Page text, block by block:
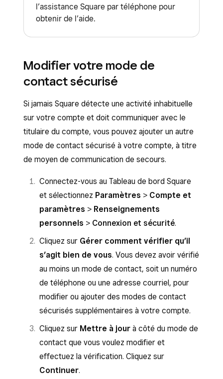
l’assistance Square par téléphone pour
obtenir de l’aide.
Modifier votre mode de
contact sécurisé
Si jamais Square détecte une activité inhabituelle
sur votre compte et doit communiquer avec le
titulaire du compte, vous pouvez ajouter un autre
mode de contact sécurisé à votre compte, à titre
de moyen de communication de secours.
Connectez-vous au Tableau de bord Square
et sélectionnez Paramètres > Compte et
paramètres > Renseignements
personnels > Connexion et sécurité.
Cliquez sur Gérer comment vérifier qu’il
s’agit bien de vous. Vous devez avoir vérifié
au moins un mode de contact, soit un numéro
de téléphone ou une adresse courriel, pour
modifier ou ajouter des modes de contact
sécurisés supplémentaires à votre compte.
Cliquez sur Mettre à jour à côté du mode de
contact que vous voulez modifier et
effectuez la vérification. Cliquez sur
Continuer.